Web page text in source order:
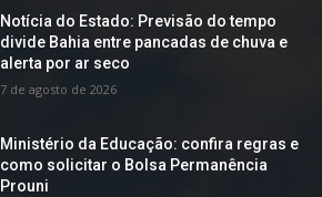
Notícia do Estado: Previsão do tempo
divide Bahia entre pancadas de chuva e
alerta por ar seco
7 de agosto de 2026
Ministério da Educação: confira regras e
como solicitar o Bolsa Permanência
Prouni